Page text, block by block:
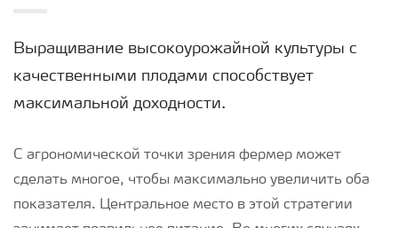
Хранение удобрений и их безопасность
Выращивание высокоурожайной культуры с
качественными плодами способствует
максимальной доходности.
С агрономической точки зрения фермер может
сделать многое, чтобы максимально увеличить оба
показателя. Центральное место в этой стратегии